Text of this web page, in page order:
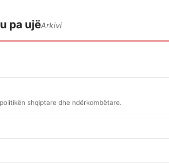
pa ujëArkivi
shqiptare dhe ndërkombëtare.